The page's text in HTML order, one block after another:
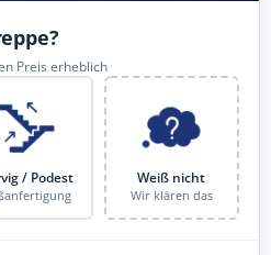
Preis erheblich
/ Podest Weiß nicht
Wir klären das